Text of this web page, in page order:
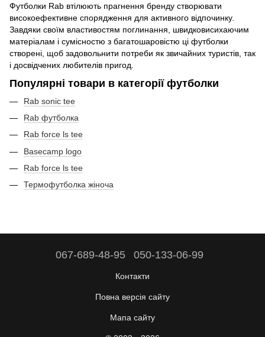
Футболки Rab втілюють прагнення бренду створювати
високоефективне спорядження для активного відпочинку.
Завдяки своїм властивостям поглинання, швидковисихаючим
матеріалам і сумісностю з багатошаровістю ці футболки
створені, щоб задовольнити потреби як звичайних туристів, так
і досвідчених любителів пригод.
Популярні товари в категорії футболки
Rab sonic tee
Rab футболка
Rab force ls tee
Basecamp logo
Rab force ls tee
Термофутболка жіноча
067-689-48-95 050-133-06-99
Контакти
Повна версія сайту
Мапа сайту